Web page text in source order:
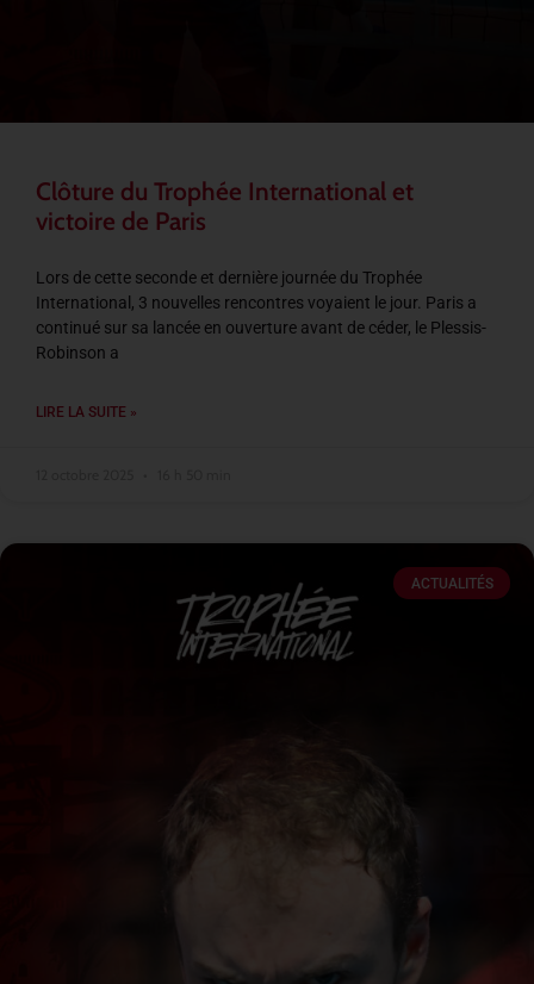
Clôture du Trophée International et
victoire de Paris
Lors de cette seconde et dernière journée du Trophée
International, 3 nouvelles rencontres voyaient le jour. Paris a
continué sur sa lancée en ouverture avant de céder, le Plessis-
Robinson a
LIRE LA SUITE »
ACTUALITÉS